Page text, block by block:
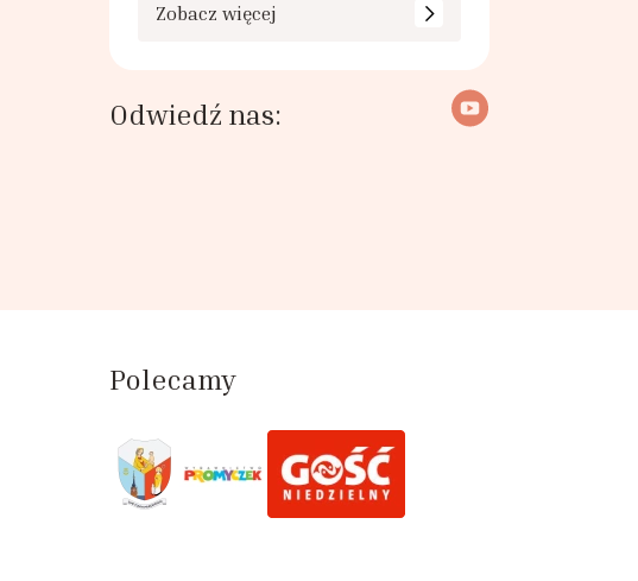
Zobacz więcej
Odwiedź nas:
Polecamy